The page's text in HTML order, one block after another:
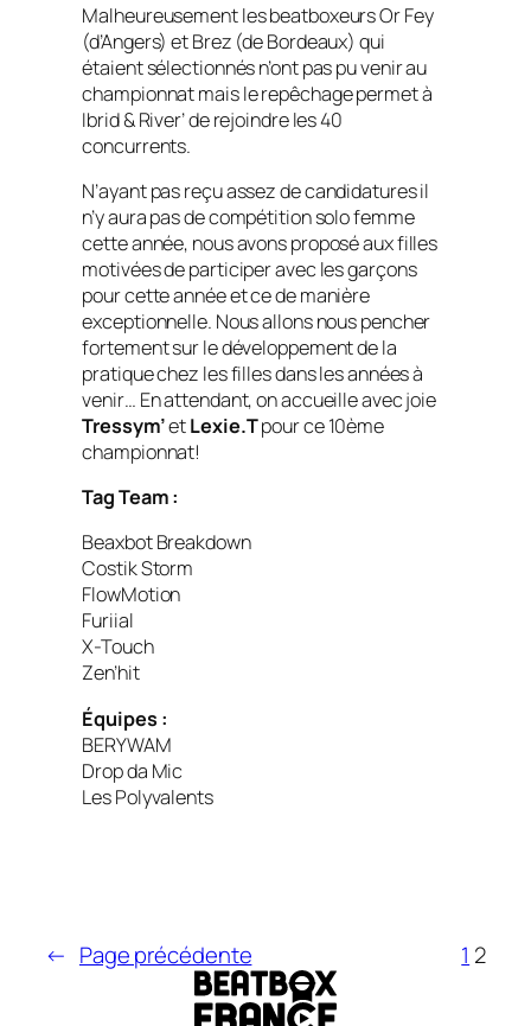
Malheureusement les beatboxeurs Or Fey
(d’Angers) et Brez (de Bordeaux) qui
étaient sélectionnés n’ont pas pu venir au
championnat mais le repêchage permet à
Ibrid & River’ de rejoindre les 40
concurrents.
N’ayant pas reçu assez de candidatures il
n’y aura pas de compétition solo femme
cette année, nous avons proposé aux filles
motivées de participer avec les garçons
pour cette année et ce de manière
exceptionnelle. Nous allons nous pencher
fortement sur le développement de la
pratique chez les filles dans les années à
venir… En attendant, on accueille avec joie
Tressym’etLexie.Tpour ce 10ème
championnat!
Tag Team :
Beaxbot Breakdown
Costik Storm
FlowMotion
Furiial
X-Touch
Zen’hit
Équipes :
BERYWAM
Drop da Mic
Les Polyvalents
← Page précédente 1 2